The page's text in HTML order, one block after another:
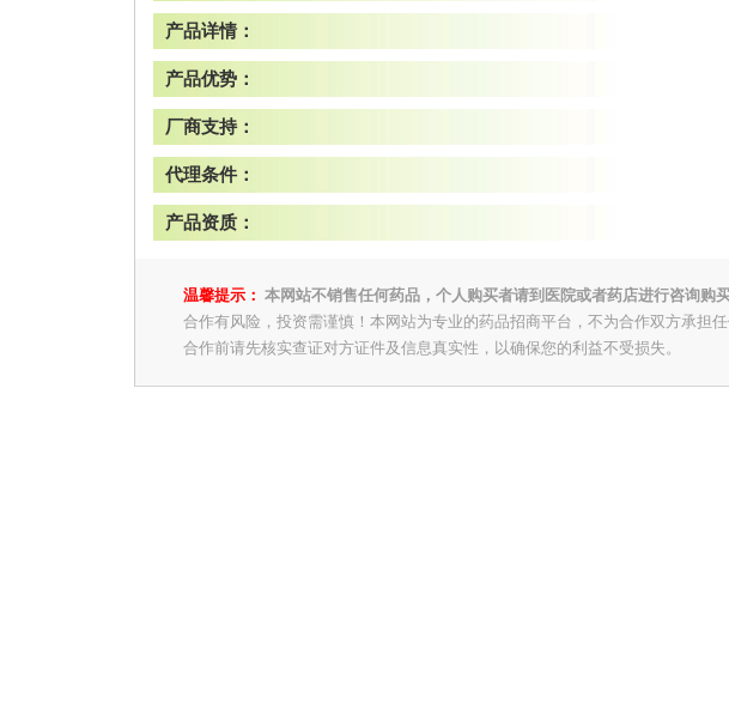
产品详情：
产品优势：
厂商支持：
代理条件：
产品资质：
温馨提示： 本网站不销售任何药品，个人购买者请到医院或者药店进行咨询购买
合作有风险，投资需谨慎！本网站为专业的药品招商平台，不为合作双方承担任
合作前请先核实查证对方证件及信息真实性，以确保您的利益不受损失。